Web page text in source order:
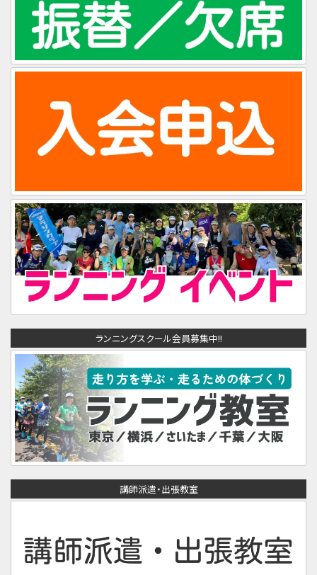
ランニングスクール会員募集中!!
講師派遣・出張教室